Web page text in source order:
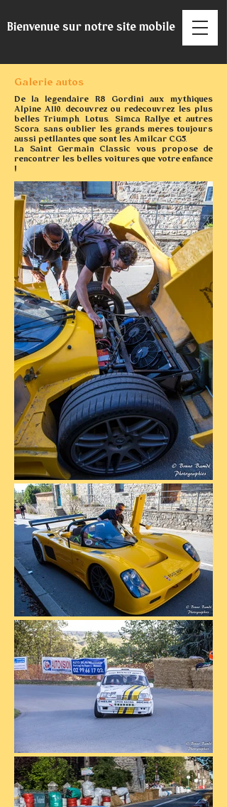
Bienvenue sur notre site mobile
Galerie autos
De la légendaire R8 Gordini aux mythiques
Alpine A110, découvrez ou redécouvrez les plus
belles Triumph, Lotus, Simca Rallye et autres
Scora, sans oublier les grands mères toujours
aussi pétllantes que sont les Amilcar CG5.​
La Saint Germain Classic vous propose de
rencontrer les belles voitures que votre enfance
!